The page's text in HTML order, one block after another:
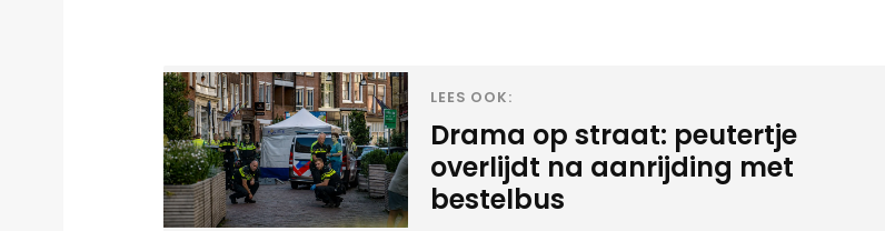
LEES OOK:
Drama op straat: peutertje
overlijdt na aanrijding met
bestelbus